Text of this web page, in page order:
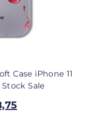
Case iPhone 11
Sale